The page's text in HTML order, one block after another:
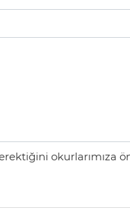
okurlarımıza